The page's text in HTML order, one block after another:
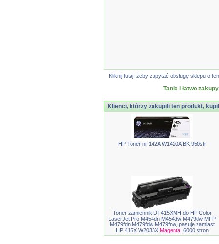
Kliknij tutaj, żeby zapytać obsługę sklepu o
Tanie i łatwe
Klienci, którzy zakupili ten produkt,
HP Toner nr 142A W1420A BK 950str
Toner zamiennik DT415XMH do HP Color
LaserJet Pro M454dn M454dw M479dw MFP
M479fdn M479fdw M479fnw, pasuje zamiast
HP 415X W2033X Magenta, 6000 stron